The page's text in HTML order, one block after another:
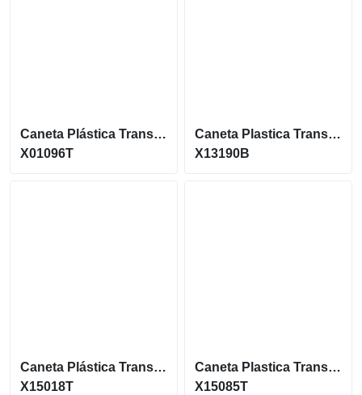
Caneta Plástica Translucida Com Acionamento Por Clique X01096T
X01096T
Caneta Plastica Translucida Com Acionamento Por Clique X13190B
X13190B
Caneta Plástica Translucida Com Acionamento Por Clique X15018T
X15018T
Caneta Plastica Translucida Com Acionamento Por Clique X15085T
X15085T